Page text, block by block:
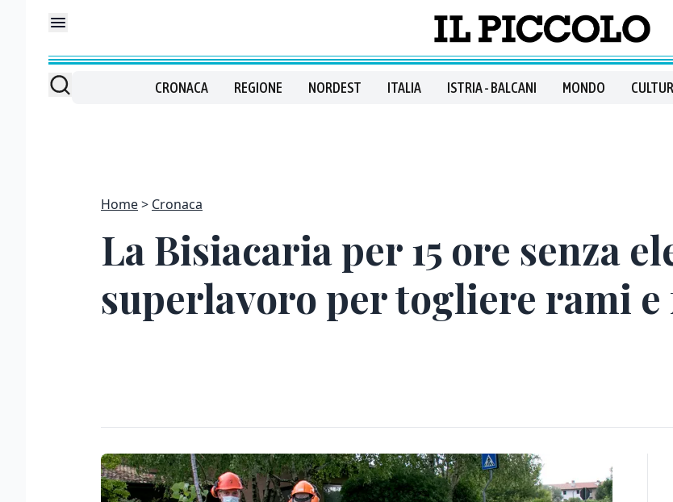
CRONACA REGIONE NORDEST ITALIA ISTRIA - BALCANI MONDO
Home Cronaca
La Bisiacaria per 15 ore senza
superlavoro per togliere rami e